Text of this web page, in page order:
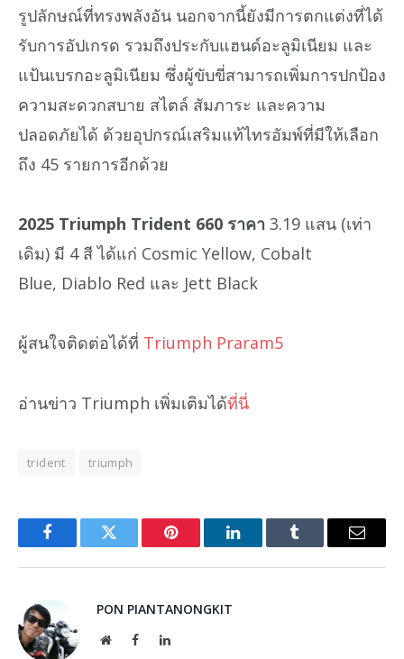
รูปลักษณ์ที่ทรงพลังอัน นอกจากนี้ยังมีการตกแต่งที่ได้
รับการอัปเกรด รวมถึงประกับแฮนด์อะลูมิเนียม และ
แป้นเบรกอะลูมิเนียม ซึ่งผู้ขับขี่สามารถเพิ่มการปกป้อง
ความสะดวกสบาย สไตล์ สัมภาระ และความ
ปลอดภัยได้ ด้วยอุปกรณ์เสริมแท้ไทรอัมพ์ที่มีให้เลือก
ถึง 45 รายการอีกด้วย
2025 Triumph Trident 660 ราคา 3.19 แสน (เท่า
เดิม) มี 4 สี ได้แก่ Cosmic Yellow, Cobalt
Blue, Diablo Red และ Jett Black
ผู้สนใจติดต่อได้ที่ Triumph Praram5
อ่านข่าว Triumph เพิ่มเติมได้ที่นี่
trident triumph
FacebookTwitter Pinterest LinkedInTumblr Email
PON PIANTANONGKIT
WebsiteFacebookLinkedIn